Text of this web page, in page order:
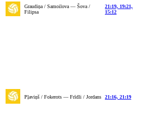
Graudiņa / Samoilova — Šova /
Filipsa
21:19, 19:21,
15:12
Pļaviņš / Fokerots — Frīdli / Jordans 21:16, 21:19